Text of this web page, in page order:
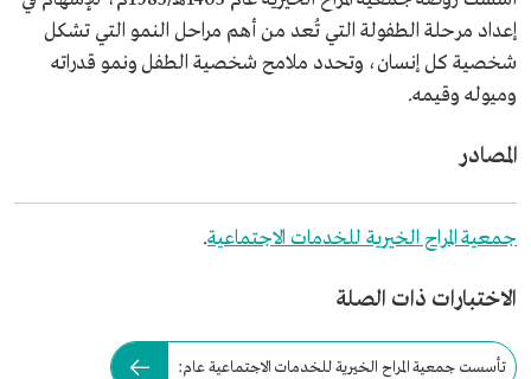
إعداد مرحلة الطفولة التي تُعد من أهم مراحل النمو التي تشكل
شخصية كل إنسان، وتحدد ملامح شخصية الطفل ونمو قدراته
وميوله وقيمه.
المصادر
جمعية المراح الخيرية للخدمات الاجتماعية.
الاختبارات ذات الصلة
تأسست جمعية المراح الخيرية للخدمات الاجتماعية عام: